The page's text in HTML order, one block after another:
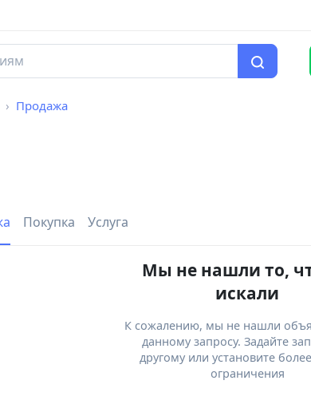
Продажа
Покупка Услуга
Мы не нашли то,
искали
К сожалению, мы не нашли
данному запросу. Задайте
другому или установите
ограничения